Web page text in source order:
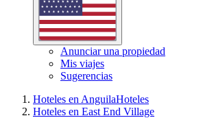
Anunciar una propiedad
Mis viajes
Sugerencias
Hoteles en AnguilaHoteles
Hoteles en East End Village